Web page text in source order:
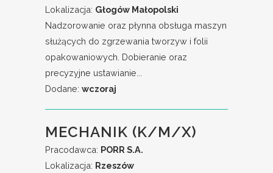
Lokalizacja: Głogów Małopolski
Nadzorowanie oraz płynna obsługa maszyn
służących do zgrzewania tworzyw i folii
opakowaniowych. Dobieranie oraz
precyzyjne ustawianie...
Dodane: wczoraj
MECHANIK (K/M/X)
Pracodawca: PORR S.A.
Lokalizacja: Rzeszów